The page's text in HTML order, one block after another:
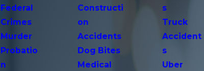
Federal
Crimes
Murder
Probatio
n
Constructi
on
Accidents
Dog Bites
Medical
s
Truck
Accident
s
Uber